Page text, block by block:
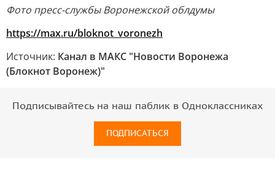
Фото пресс-службы Воронежской облдумы
https://max.ru/bloknot_voronezh
Источник: Канал в МАКС "Новости Воронежа
(Блокнот Воронеж)"
Подписывайтесь на наш паблик в Одноклассниках
ПОДПИСАТЬСЯ